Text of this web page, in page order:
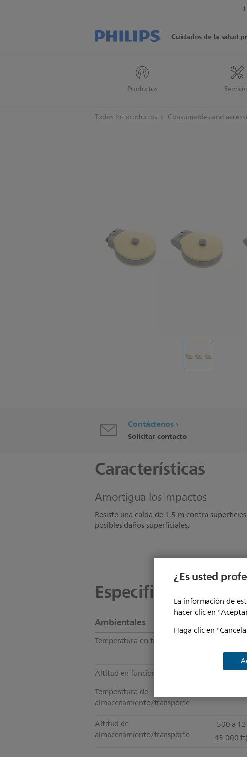
¿Es usted
La información de
hacer clic en
Haga clic en
Cuidados de la salud
Productos
Todos los productos Consumables and
Contáctenos
Solicitar contacto
Características
Amortigua los impactos
Resiste una caída de 1,5 m contra
posibles daños superficiales.
Especificaciones
Ambientales
Temperatura en funcionamiento
Altitud en funcionamiento -500 a
Temperatura de
almacenamiento/transporte
Altitud de
almacenamiento/transporte
-500 a
43.000 ft)